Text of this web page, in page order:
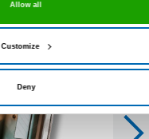
Allow all
Customize
Deny